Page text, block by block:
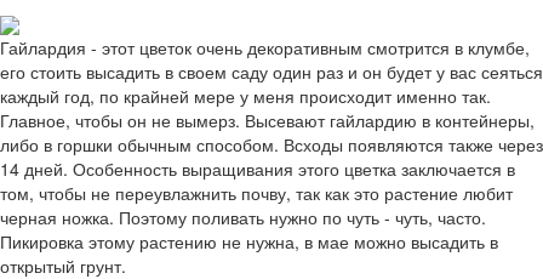
Гайлардия - этот цветок очень декоративным смотрится в клумбе,
его стоить высадить в своем саду один раз и он будет у вас сеяться
каждый год, по крайней мере у меня происходит именно так.
Главное, чтобы он не вымерз. Высевают гайлардию в контейнеры,
либо в горшки обычным способом. Всходы появляются также через
14 дней. Особенность выращивания этого цветка заключается в
том, чтобы не переувлажнить почву, так как это растение любит
черная ножка. Поэтому поливать нужно по чуть - чуть, часто.
Пикировка этому растению не нужна, в мае можно высадить в
открытый грунт.